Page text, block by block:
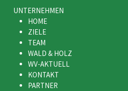
UNTERNEHMEN
HOME
ZIELE
TEAM
WALD & HOLZ
WV-AKTUELL
KONTAKT
PARTNER